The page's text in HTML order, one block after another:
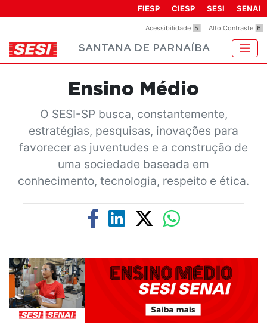
inclui
um
acessibilidade.
Acessibilidade 5 Alto Contraste 6
FIESP CIESP SESI SENAI
SANTANA DE PARNAÍBA
Ensino Médio
O SESI-SP busca, constantemente,
estratégias, pesquisas, inovações para
favorecer as juventudes e a construção de
uma sociedade baseada em
conhecimento, tecnologia, respeito e ética.